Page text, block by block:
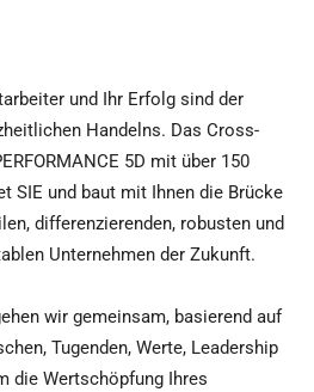
und Ihr Erfolg sind der
Handelns. Das Cross-
5D mit über 150
SIE und baut mit Ihnen die Brücke
differenzierenden, robusten und
Unternehmen der Zukunft.
wir gemeinsam, basierend auf
Tugenden, Werte, Leadership
die Wertschöpfung Ihres